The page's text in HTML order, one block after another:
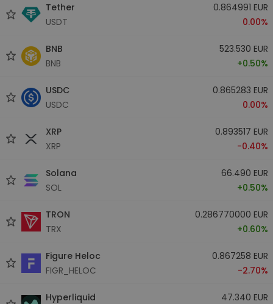
Tether
USDT
0.864991 EUR
0.00%
BNB
BNB
523.530 EUR
+0.50%
USDC
USDC
0.865283 EUR
0.00%
XRP
XRP
0.893517 EUR
-0.40%
Solana
SOL
66.490 EUR
+0.50%
TRON
TRX
0.286770000 EUR
+0.60%
Figure Heloc
FIGR_HELOC
0.867258 EUR
-2.70%
Hyperliquid
47.340 EUR